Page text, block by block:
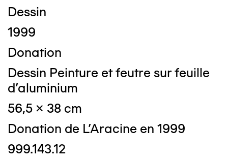
Dessin
1999
Donation
Dessin Peinture et feutre sur feuille
d'aluminium
56,5 x 38 cm
Donation de L'Aracine en 1999
999.143.12